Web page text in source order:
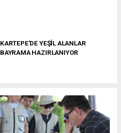
KARTEPE'DE YEŞİL ALANLAR
BAYRAMA HAZIRLANIYOR